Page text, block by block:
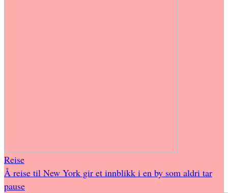
Reise
Å reise til New York gir et innblikk i en by som aldri tar
pause